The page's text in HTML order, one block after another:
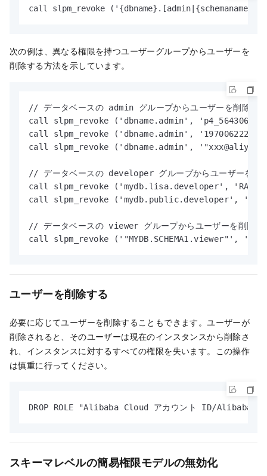
call slpm_revoke
次の例は、異なる権限を持つユーザーグループからユーザーを
削除する方法を示しています。
// データベースの admin グループからユーザーを削除し
call slpm_revoke ('dbname.admin',
call slpm_revoke ('dbname.admin',
call slpm_revoke ('dbname.admin',
// データベースの developer グループからユーザーを削
call slpm_revoke ('mydb.lisa.developer',
call slpm_revoke ('mydb.public.developer',
// データベースの viewer グループからユーザーを削除し
call slpm_revoke ('"MYDB.SCHEMA1.viewer"',
ユーザーを削除する
必要に応じてユーザーを削除することもできます。ユーザーが
削除されると、そのユーザーは現在のインスタンスから削除さ
れ、インスタンスに対するすべての権限を失います。この操作
は慎重に行ってください。
DROP ROLE "Alibaba Cloud アカウント ID/Alibaba
スキーマレベルの簡易権限モデルの無効化